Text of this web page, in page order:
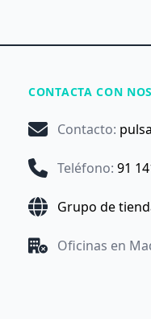
CONTACTA CON
Contacto:
Teléfono: 91
Grupo de
Oficinas en